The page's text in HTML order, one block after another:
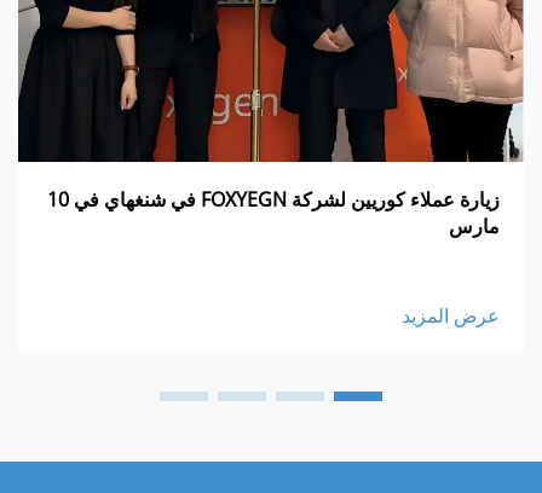
زيارة عملاء كوريين لشركة FOXYEGN في شنغهاي في 10
مارس
عرض المزيد